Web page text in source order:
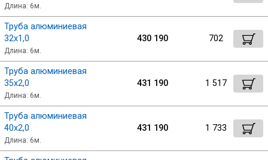
Длина: 6м.
Труба алюминиевая
32х1,0
Длина: 6м.
430 190 702
Труба алюминиевая
35х2,0
Длина: 6м.
431 190 1 517
Труба алюминиевая
40х2,0
Длина: 6м.
431 190 1 733